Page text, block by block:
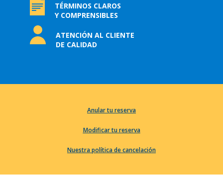
TÉRMINOS CLAROS
Y COMPRENSIBLES
ATENCIÓN AL CLIENTE
DE CALIDAD
Anular tu reserva
Modificar tu reserva
Nuestra política de cancelación